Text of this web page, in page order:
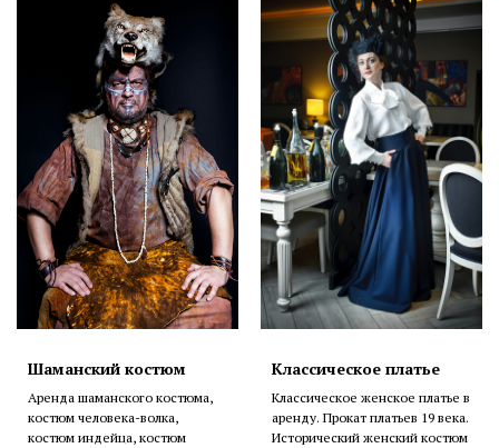
Шаманский костюм
Аренда шаманского костюма,
костюм человека-волка,
костюм индейца, костюм
Классическое платье
Классическое женское платье в
аренду. Прокат платьев 19 века.
Исторический женский костюм